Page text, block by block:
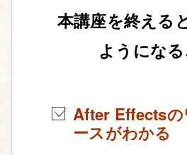
本講座を終える
ようにな
After Effectsの
ースがわかる